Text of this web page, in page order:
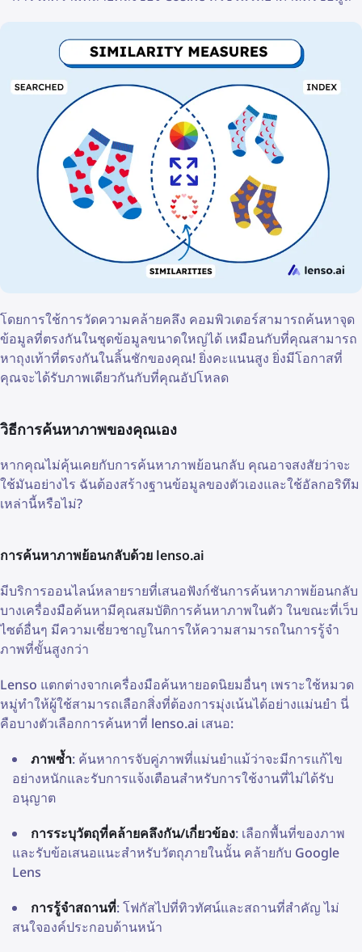
โดยการใช้การวัดความคล้ายคลึง คอมพิวเตอร์สามารถค้นหาจุด
ข้อมูลที่ตรงกันในชุดข้อมูลขนาดใหญ่ได้ เหมือนกับที่คุณสามารถ
หาถุงเท้าที่ตรงกันในลิ้นชักของคุณ! ยิ่งคะแนนสูง ยิ่งมีโอกาสที่
คุณจะได้รับภาพเดียวกันกับที่คุณอัปโหลด
วิธีการค้นหาภาพของคุณเอง
หากคุณไม่คุ้นเคยกับการค้นหาภาพย้อนกลับ คุณอาจสงสัยว่าจะ
ใช้มันอย่างไร ฉันต้องสร้างฐานข้อมูลของตัวเองและใช้อัลกอริทึม
เหล่านี้หรือไม่?
การค้นหาภาพย้อนกลับด้วย lenso.ai
มีบริการออนไลน์หลายรายที่เสนอฟังก์ชันการค้นหาภาพย้อนกลับ
บางเครื่องมือค้นหามีคุณสมบัติการค้นหาภาพในตัว ในขณะที่เว็บ
ไซต์อื่นๆ มีความเชี่ยวชาญในการให้ความสามารถในการรู้จำ
ภาพที่ขั้นสูงกว่า
Lenso แตกต่างจากเครื่องมือค้นหายอดนิยมอื่นๆ เพราะใช้หมวด
หมู่ทำให้ผู้ใช้สามารถเลือกสิ่งที่ต้องการมุ่งเน้นได้อย่างแม่นยำ นี่
คือบางตัวเลือกการค้นหาที่ lenso.ai เสนอ:
ภาพซ้ำ: ค้นหาการจับคู่ภาพที่แม่นยำแม้ว่าจะมีการแก้ไข
อย่างหนักและรับการแจ้งเตือนสำหรับการใช้งานที่ไม่ได้รับ
อนุญาต
การระบุวัตถุที่คล้ายคลึงกัน/เกี่ยวข้อง: เลือกพื้นที่ของภาพ
และรับข้อเสนอแนะสำหรับวัตถุภายในนั้น คล้ายกับ Google
Lens
การรู้จำสถานที่: โฟกัสไปที่ทิวทัศน์และสถานที่สำคัญ ไม่
สนใจองค์ประกอบด้านหน้า